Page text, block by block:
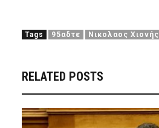
Tags 95αδτε Νικολαος Χιονής
RELATED POSTS